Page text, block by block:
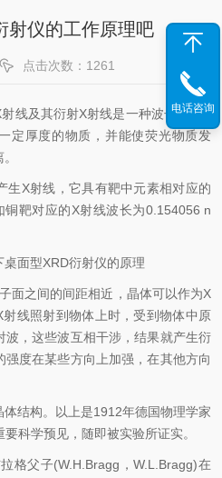
射仪的工作原理吧
点击次数：1261
及其衍射X射线是一种波长(0.06-
定厚度的物质，并能使荧光物质发
X射线，它具有靶中元素相对应的
靶对应的X射线波长为0.154056 n
面型XRD衍射仪的原理
之间的间距相近，晶体可以作为X
线照射到物体上时，受到物体中原
，这些波互相干涉，结果就产生衍
度在某些方向上加强，在其他方向
结构。以上是1912年德国物理学家
科学预见，随即被实验所证实。
父子(W.H.Bragg，W.L.Bragg)在
电话咨询